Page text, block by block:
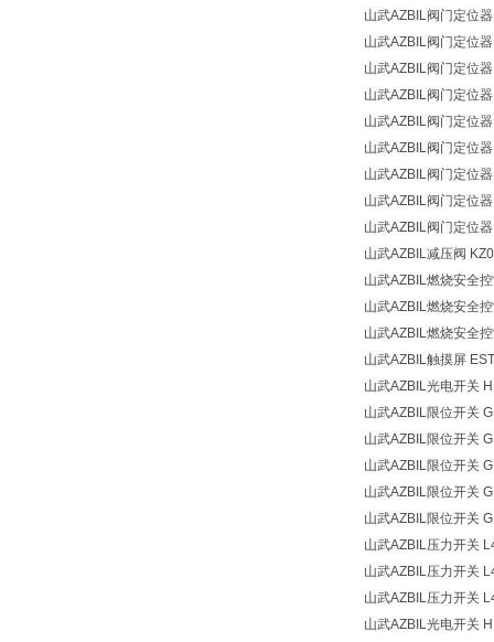
山武AZBIL阀门定位
山武AZBIL阀门定位
山武AZBIL阀门定位
山武AZBIL阀门定位
山武AZBIL阀门定位
山武AZBIL阀门定位
山武AZBIL阀门定位
山武AZBIL阀门定位
山武AZBIL阀门定位
山武AZBIL减压阀
山武AZBIL燃烧安全
山武AZBIL燃烧安全
山武AZBIL燃烧安全
山武AZBIL触摸屏
山武AZBIL光电开关
山武AZBIL限位开关
山武AZBIL限位开关
山武AZBIL限位开关
山武AZBIL限位开关
山武AZBIL限位开关
山武AZBIL压力开关
山武AZBIL压力开关
山武AZBIL压力开关
山武AZBIL光电开关